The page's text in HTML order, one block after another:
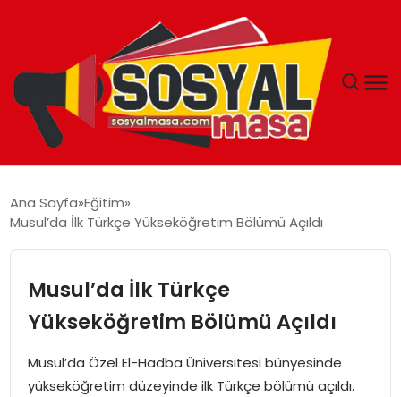
GÜNCEL
TEKNOLOJI
Ana Sayfa Eğitim
Musul’da İlk Türkçe Yükseköğretim Bölümü Açıldı
Musul’da İlk Türkçe
Yükseköğretim Bölümü Açıldı
Musul’da Özel El-Hadba Üniversitesi bünyesinde
yükseköğretim düzeyinde ilk Türkçe bölümü açıldı.